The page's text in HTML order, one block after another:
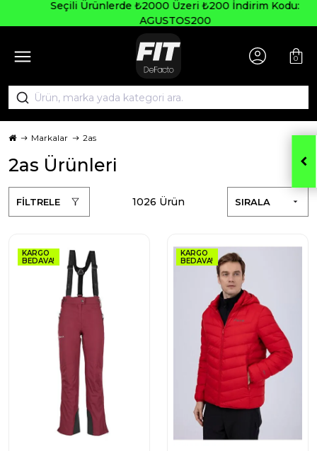
Seçili Ürünlerde ₺2000 Üzeri ₺200 İndirim Kodu:
AGUSTOS200
0
Markalar 2as
2as Ürünleri
FİLTRELE SIRALA
1026 Ürün
KARGO
BEDAVA!
KARGO
BEDAVA!